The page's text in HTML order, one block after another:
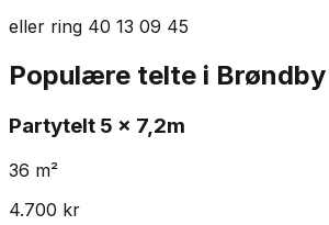
eller ring 40 13 09 45
Populære telte i Brøndby
Partytelt 5 x 7,2m
36 m²
4.700 kr